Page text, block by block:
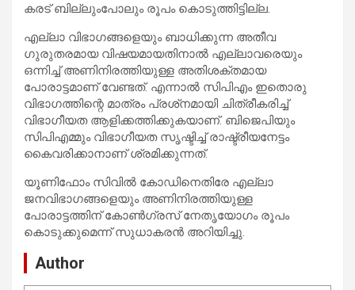
കരട് ബില്ലുംപോലും രൂപം കൊടുത്തിട്ടില്ല.
എല്ലാ വിഭാഗങ്ങളെയും ബാധിക്കുന്ന അതീവ
ഗുരുതരമായ വിഷയമായതിനാല്‍ എല്ലാവരെയും
ഒന്നിച്ച് അണിനിരത്തിയുള്ള അതിശക്തമായ
പോരാട്ടമാണ് വേണ്ടത്. എന്നാല്‍ സിപിഎം ഇതൊരു
വിഭാഗത്തിന്റെ മാത്രം പ്രശ്‌നമായി ചിത്രീകരിച്ച്
വിഭാഗീയത ആളിക്കത്തിക്കുകയാണ്. ബിജെപിയും
സിപിഎമ്മും വിഭാഗീയത സൃഷ്ടിച്ച് രാഷ്ട്രീയനേട്ടം
കൈവരിക്കാനാണ് ശ്രമിക്കുന്നത്.
യൂണിഫോം സിവില്‍ കോഡിനെതിരേ എല്ലാ
ജനവിഭാഗങ്ങളെയും അണിനിരത്തിയുള്ള
പോരാട്ടത്തിന് കോണ്‍ഗ്രസ് നേതൃയോഗം രൂപം
കൊടുക്കുമെന്ന് സുധാകരന്‍ അറിയിച്ചു.
Author